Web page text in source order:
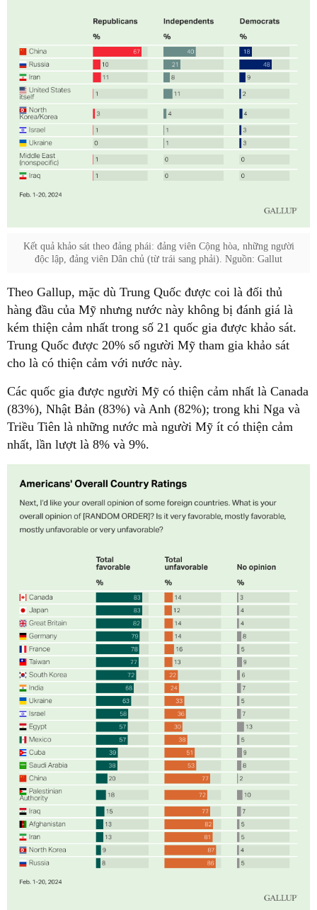
Kết quả khảo sát theo đảng phái: đảng viên Cộng hòa, những người
độc lập, đảng viên Dân chủ (từ trái sang phải). Nguồn: Gallut
Theo Gallup, mặc dù Trung Quốc được coi là đối thủ
hàng đầu của Mỹ nhưng nước này không bị đánh giá là
kém thiện cảm nhất trong số 21 quốc gia được khảo sát.
Trung Quốc được 20% số người Mỹ tham gia khảo sát
cho là có thiện cảm với nước này.
Các quốc gia được người Mỹ có thiện cảm nhất là Canada
(83%), Nhật Bản (83%) và Anh (82%); trong khi Nga và
Triều Tiên là những nước mà người Mỹ ít có thiện cảm
nhất, lần lượt là 8% và 9%.